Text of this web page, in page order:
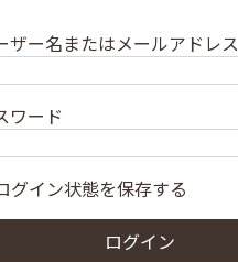
ザー名またはメールアドレス
ワード
グイン状態を保存する